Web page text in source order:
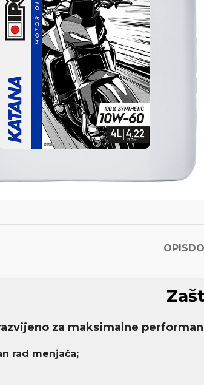
OPIS
za maksimalne
rad menjača;